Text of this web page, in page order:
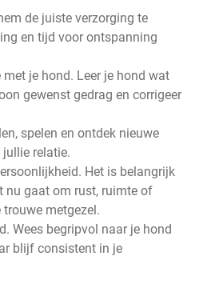
de juiste verzorging te
en tijd voor ontspanning
je hond. Leer je hond wat
gewenst gedrag en corrigeer
spelen en ontdek nieuwe
relatie.
Het is belangrijk
nu gaat om rust, ruimte of
metgezel.
Wees begripvol naar je hond
blijf consistent in je